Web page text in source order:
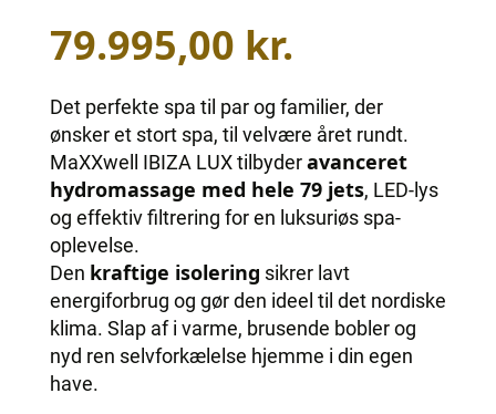
79.995,00 kr.
Det perfekte spa til par og familier, der
ønsker et stort spa, til velvære året rundt.
MaXXwell IBIZA LUX tilbyderavanceret
hydromassage med hele 79 jets, LED-lys
og effektiv filtrering for en luksuriøs spa-
oplevelse.
Den kraftige isolering sikrer lavt
energiforbrug og gør den ideel til det nordiske
klima. Slap af i varme, brusende bobler og
nyd ren selvforkælelse hjemme i din egen
have.